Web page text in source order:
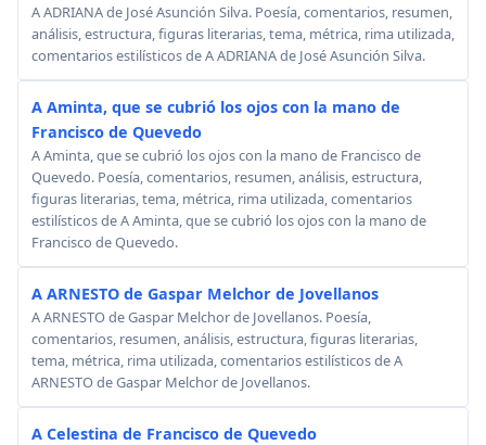
A ADRIANA de José Asunción Silva. Poesía, comentarios, resumen,
análisis, estructura, figuras literarias, tema, métrica, rima utilizada,
comentarios estilísticos de A ADRIANA de José Asunción Silva.
A Aminta, que se cubrió los ojos con la mano de
Francisco de Quevedo
A Aminta, que se cubrió los ojos con la mano de Francisco de
Quevedo. Poesía, comentarios, resumen, análisis, estructura,
figuras literarias, tema, métrica, rima utilizada, comentarios
estilísticos de A Aminta, que se cubrió los ojos con la mano de
Francisco de Quevedo.
A ARNESTO de Gaspar Melchor de Jovellanos
A ARNESTO de Gaspar Melchor de Jovellanos. Poesía,
comentarios, resumen, análisis, estructura, figuras literarias,
tema, métrica, rima utilizada, comentarios estilísticos de A
ARNESTO de Gaspar Melchor de Jovellanos.
A Celestina de Francisco de Quevedo